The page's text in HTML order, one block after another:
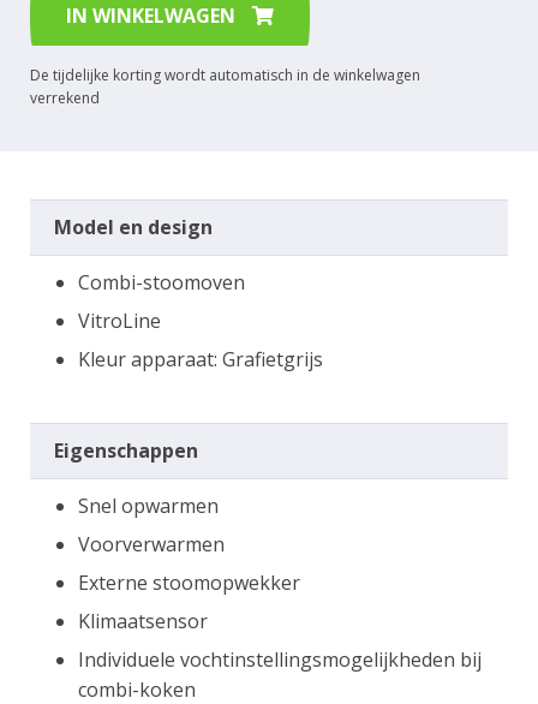
IN WINKELWAGEN
De tijdelijke korting wordt automatisch in de winkelwagen
verrekend
Model en design
Combi-stoomoven
VitroLine
Kleur apparaat: Grafietgrijs
Eigenschappen
Snel opwarmen
Voorverwarmen
Externe stoomopwekker
Klimaatsensor
Individuele vochtinstellingsmogelijkheden bij
combi-koken